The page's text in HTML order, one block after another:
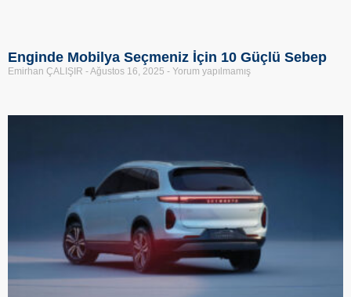
Enginde Mobilya Seçmeniz İçin 10 Güçlü Sebep
Emirhan ÇALIŞIR Ağustos 16, 2025 Yorum yapılmamış